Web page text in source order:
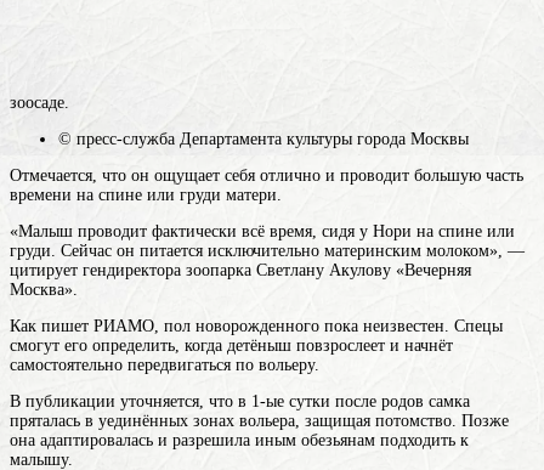
зоосаде.
© пресс-служба Департамента культуры города Москвы
Отмечается, что он ощущает себя отлично и проводит большую часть
времени на спине или груди матери.
«Малыш проводит фактически всё время, сидя у Нори на спине или
груди. Сейчас он питается исключительно материнским молоком», —
цитирует гендиректора зоопарка Светлану Акулову «Вечерняя
Москва».
Как пишет РИАМО, пол новорожденного пока неизвестен. Спецы
смогут его определить, когда детёныш повзрослеет и начнёт
самостоятельно передвигаться по вольеру.
В публикации уточняется, что в 1-ые сутки после родов самка
пряталась в уединённых зонах вольера, защищая потомство. Позже
она адаптировалась и разрешила иным обезьянам подходить к
малышу.